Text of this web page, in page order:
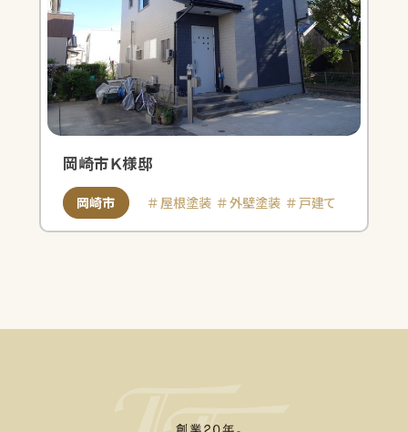
岡崎市Ｋ様邸
岡崎市 屋根塗装 外壁塗装 戸建て